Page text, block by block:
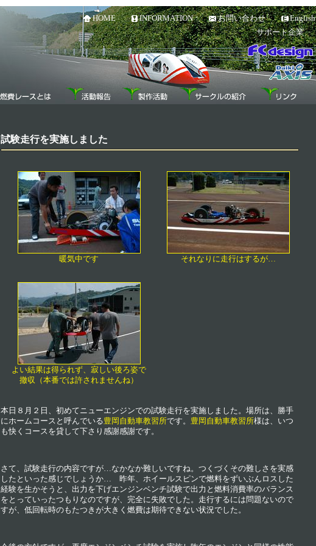
HOME INFORMATION お問い合わせ
English
サポート企業
試験走行を実施しました
暖気中です それなりに走行はするが…
よい結果は得られず、寂しい後ろ姿で
撤収（本番では許されませんね）
本日８月２日、初めてニューエンジンでの試験走行を実施しました。場所は、勝手
にホームコースと呼んでいる豊岡自動車教習所です。 豊岡自動車教習所様は、いつ
も快くコースを貸して下さり感謝感謝です。
さて、試験走行の内容ですが…なかなか難しいですね。つくづくその難しさを実感
したといった感じでしょうか… 昨年、ホイールスピンで燃料をずいぶんロスした
経験を生かそうと、出力を下げエンジンベンチ試験で出力と燃料消費率のバランス
をとっていったつもりなのですが、完全に失敗でした。走行するには問題ないので
すが、低回転時のもたつきが大きく燃費は期待できない状況でした。